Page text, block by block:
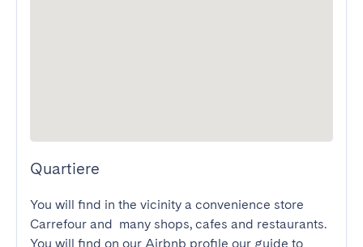
Quartiere
You will find in the vicinity a convenience store
Carrefour and  many shops, cafes and restaurants.
You will find on our Airbnb profile our guide to